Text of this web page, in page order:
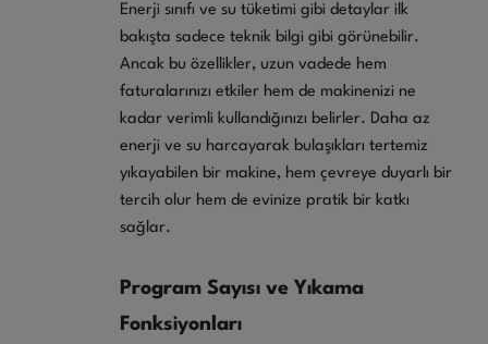
Enerji sınıfı ve su tüketimi gibi detaylar ilk
bakışta sadece teknik bilgi gibi görünebilir.
Ancak bu özellikler, uzun vadede hem
faturalarınızı etkiler hem de makinenizi ne
kadar verimli kullandığınızı belirler. Daha az
enerji ve su harcayarak bulaşıkları tertemiz
yıkayabilen bir makine, hem çevreye duyarlı bir
tercih olur hem de evinize pratik bir katkı
sağlar.
Program Sayısı ve Yıkama
Fonksiyonları